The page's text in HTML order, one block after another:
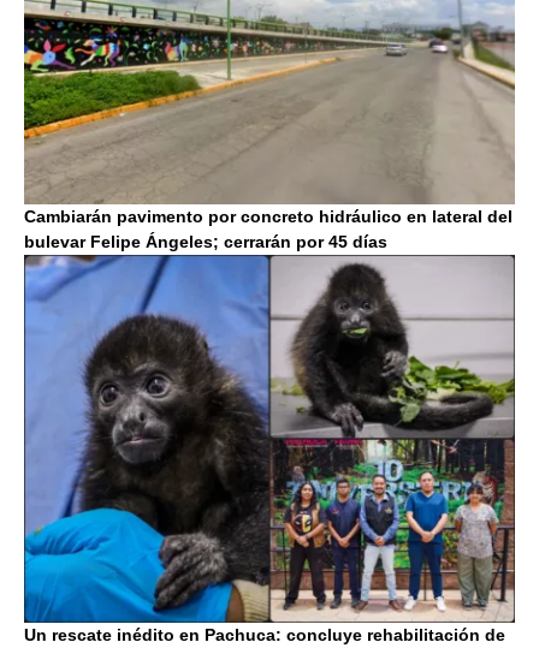
Cambiarán pavimento por concreto hidráulico en lateral del
bulevar Felipe Ángeles; cerrarán por 45 días
Un rescate inédito en Pachuca: concluye rehabilitación de